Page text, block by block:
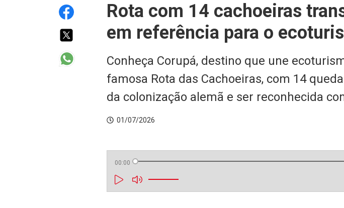
Rota com 14 cachoeiras
em referência para o
Conheça Corupá, destino que une
famosa Rota das Cachoeiras, com 14
da colonização alemã e ser reconhecida
01/07/2026
00:00